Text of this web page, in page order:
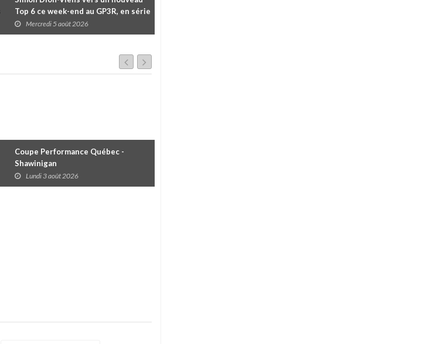
Top 6 ce week-end au GP3R, en série
NASCAR Canada ?
Mercredi 5 août 2026
Coupe Performance Québec -
Shawinigan
Lundi 3 août 2026